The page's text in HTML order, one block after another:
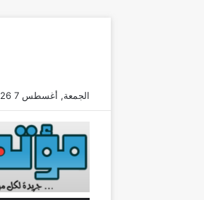
الجمعة, أغسطس 7 2026